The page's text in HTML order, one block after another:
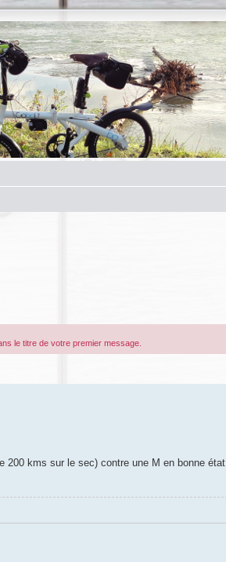
le titre de votre premier message.
200 kms sur le sec) contre une M en bonne état